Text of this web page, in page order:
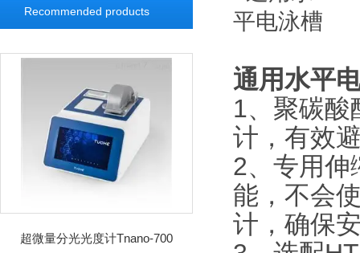
Recommended products
超微量分光光度计Tnano-700
通用水平
1、聚碳酸
计，有效
2、专用伸
能，不会
计，确保